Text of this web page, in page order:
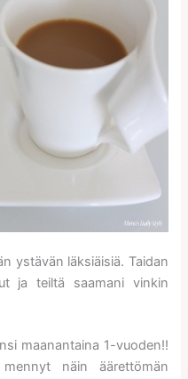
ystävän läksiäisiä. Taidan
ja teiltä saamani vinkin
maanantaina 1-vuoden!!
näin äärettömän